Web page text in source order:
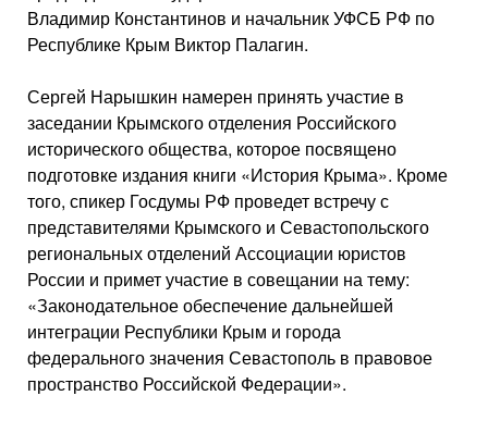
Владимир Константинов и начальник УФСБ РФ по
Республике Крым Виктор Палагин.
Сергей Нарышкин намерен принять участие в
заседании Крымского отделения Российского
исторического общества, которое посвящено
подготовке издания книги «История Крыма». Кроме
того, спикер Госдумы РФ проведет встречу с
представителями Крымского и Севастопольского
региональных отделений Ассоциации юристов
России и примет участие в совещании на тему:
«Законодательное обеспечение дальнейшей
интеграции Республики Крым и города
федерального значения Севастополь в правовое
пространство Российской Федерации».